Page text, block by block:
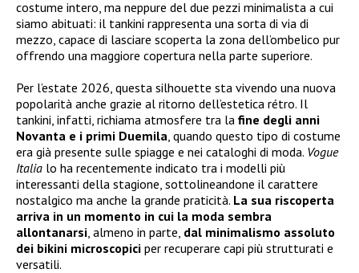
costume intero, ma neppure del due pezzi minimalista a cui
siamo abituati: il tankini rappresenta una sorta di via di
mezzo, capace di lasciare scoperta la zona dell’ombelico pur
offrendo una maggiore copertura nella parte superiore.
Per l’estate 2026, questa silhouette sta vivendo una nuova
popolarità anche grazie al ritorno dell’estetica rétro. Il
tankini, infatti, richiama atmosfere tra la fine degli anni
Novanta e i primi Duemila , quando questo tipo di costume
era già presente sulle spiagge e nei cataloghi di moda. Vogue
Italia lo ha recentemente indicato tra i modelli più
interessanti della stagione, sottolineandone il carattere
nostalgico ma anche la grande praticità. La sua riscoperta
arriva in un momento in cui la moda sembra
allontanarsi , almeno in parte, dal minimalismo assoluto
dei bikini microscopici per recuperare capi più strutturati e
versatili.